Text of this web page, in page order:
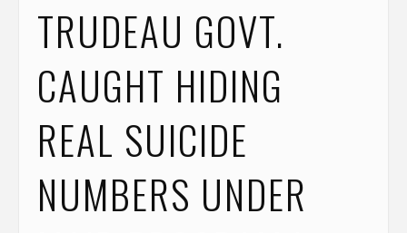
TRUDEAU GOVT.
CAUGHT HIDING
REAL SUICIDE
NUMBERS UNDER